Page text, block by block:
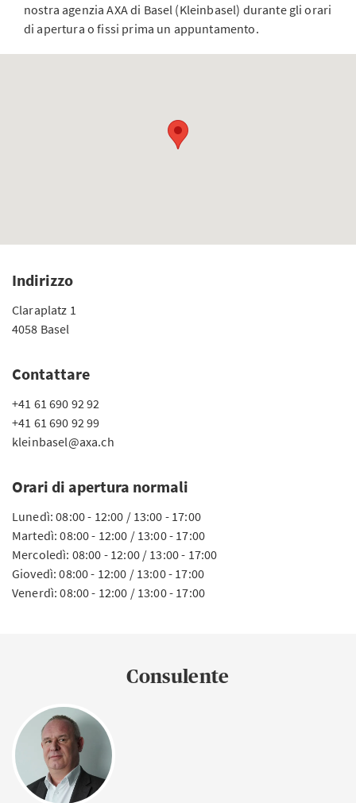
nostra agenzia AXA di Basel (Kleinbasel) durante gli orari
di apertura o fissi prima un appuntamento.
Indirizzo
Claraplatz 1
4058 Basel
Contattare
+41 61 690 92 92
+41 61 690 92 99
kleinbasel@axa.ch
Orari di apertura normali
Lunedì: 08:00 - 12:00 / 13:00 - 17:00
Martedì: 08:00 - 12:00 / 13:00 - 17:00
Mercoledì: 08:00 - 12:00 / 13:00 - 17:00
Giovedì: 08:00 - 12:00 / 13:00 - 17:00
Venerdì: 08:00 - 12:00 / 13:00 - 17:00
Consulente